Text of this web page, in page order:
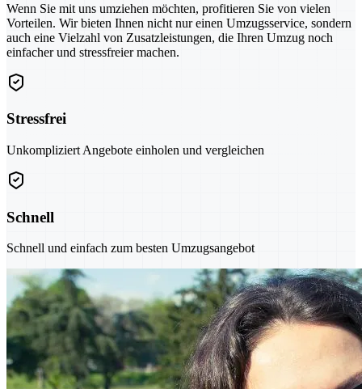
Wenn Sie mit uns umziehen möchten, profitieren Sie von vielen
Vorteilen. Wir bieten Ihnen nicht nur einen Umzugsservice, sondern
auch eine Vielzahl von Zusatzleistungen, die Ihren Umzug noch
einfacher und stressfreier machen.
Stressfrei
Unkompliziert Angebote einholen und vergleichen
Schnell
Schnell und einfach zum besten Umzugsangebot